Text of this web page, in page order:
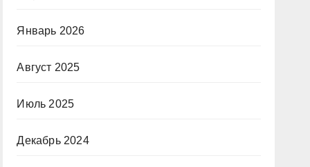
Январь 2026
Август 2025
Июль 2025
Декабрь 2024